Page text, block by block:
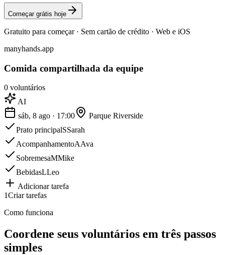
Começar grátis hoje
Gratuito para começar · Sem cartão de crédito · Web e iOS
manyhands.app
Comida compartilhada da equipe
0 voluntários
AI
sáb, 8 ago · 17:00
Parque Riverside
Prato principalSSarah
AcompanhamentoAAva
SobremesaMMike
BebidasLLeo
Adicionar tarefa
1Criar tarefas
Como funciona
Coordene seus voluntários em três passos
simples